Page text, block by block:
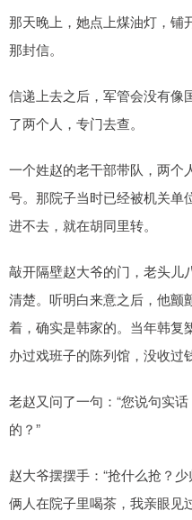
那天晚上，她点上煤油灯，铺
那封信。
信递上去之后，军管会没有像
了两个人，专门去查。
一个姓赵的老干部带队，两个
号。那院子当时已经被机关单
进不去，就在胡同里转。
敲开隔壁赵大爷的门，老头儿
清楚。听明白来意之后，他颤
着，确实是韩家的。当年韩复
办过戏班子的陈列馆，没收过
老赵又问了一句：“您说句实
的？”
赵大爷摆摆手：“抢什么抢？
俩人在院子里喝茶，我亲眼见